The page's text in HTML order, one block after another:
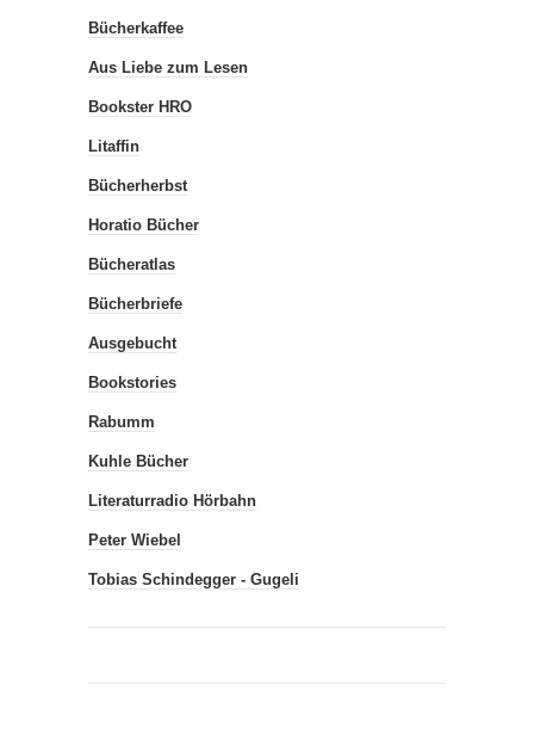
Bücherkaffee
Aus Liebe zum Lesen
Bookster HRO
Litaffin
Bücherherbst
Horatio Bücher
Bücheratlas
Bücherbriefe
Ausgebucht
Bookstories
Rabumm
Kuhle Bücher
Literaturradio Hörbahn
Peter Wiebel
Tobias Schindegger - Gugeli